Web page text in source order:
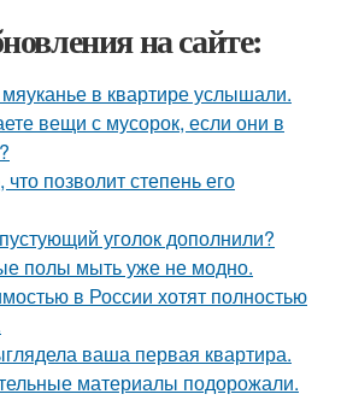
на сайте:
в квартире услышали.
вещи с мусорок, если они в
позволит степень его
уголок дополнили?
полы мыть уже не модно.
в России хотят полностью
ваша первая квартира.
материалы подорожали.